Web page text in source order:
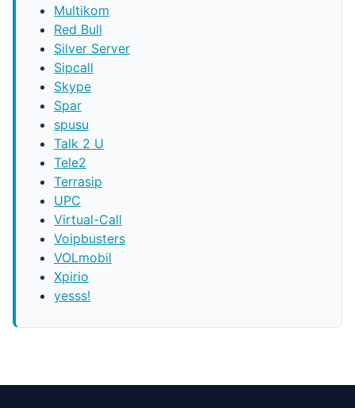
Multikom
Red Bull
Silver Server
Sipcall
Skype
Spar
spusu
Talk 2 U
Tele2
Terrasip
UPC
Virtual-Call
Voipbusters
VOLmobil
Xpirio
yesss!